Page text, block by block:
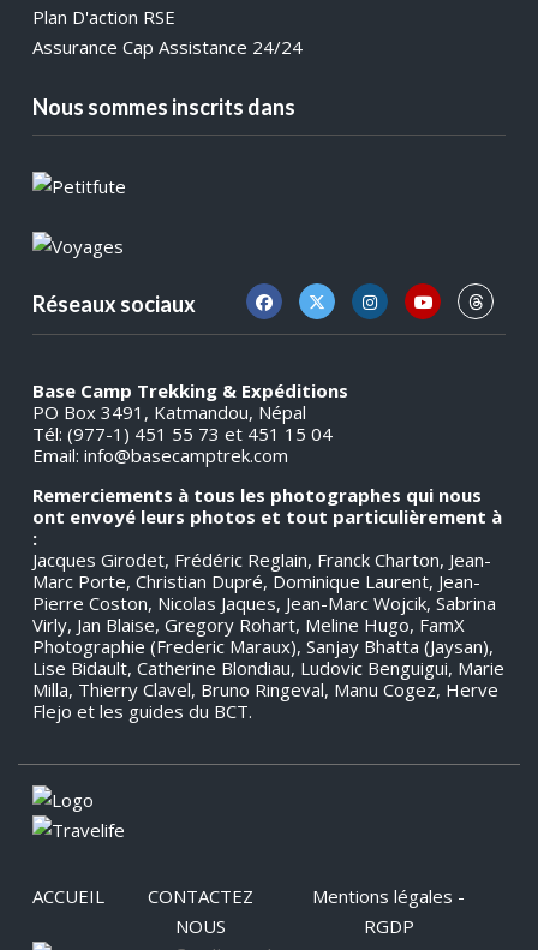
Plan D'action RSE
Assurance Cap Assistance 24/24
Nous sommes inscrits dans
Réseaux sociaux
Base Camp Trekking & Expéditions
PO Box 3491, Katmandou, Népal
Tél: (977-1) 451 55 73 et 451 15 04
Email: info@basecamptrek.com
Remerciements à tous les photographes qui nous
ont envoyé leurs photos et tout particulièrement à
:
Jacques Girodet, Frédéric Reglain, Franck Charton, Jean-
Marc Porte, Christian Dupré, Dominique Laurent, Jean-
Pierre Coston, Nicolas Jaques, Jean-Marc Wojcik, Sabrina
Virly, Jan Blaise, Gregory Rohart, Meline Hugo, FamX
Photographie (Frederic Maraux), Sanjay Bhatta (Jaysan),
Lise Bidault, Catherine Blondiau, Ludovic Benguigui, Marie
Milla, Thierry Clavel, Bruno Ringeval, Manu Cogez, Herve
Flejo et les guides du BCT.
ACCUEIL
CONTACTEZ
NOUS
Mentions légales -
RGDP